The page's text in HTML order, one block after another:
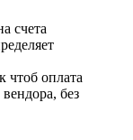
счета
чтоб оплата
без